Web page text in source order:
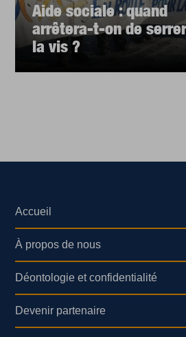
Aide sociale : quand
arrêtera-t-on de
la vis ?
Accueil
À propos de nous
Déontologie et confidentialité
Devenir partenaire